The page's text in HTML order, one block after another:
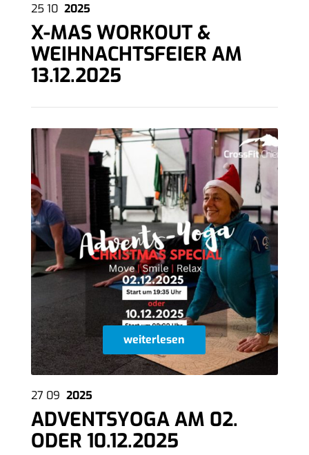
25 10 2025
X-MAS WORKOUT &
WEIHNACHTSFEIER AM
13.12.2025
weiterlesen
27 09 2025
ADVENTSYOGA AM 02.
ODER 10.12.2025